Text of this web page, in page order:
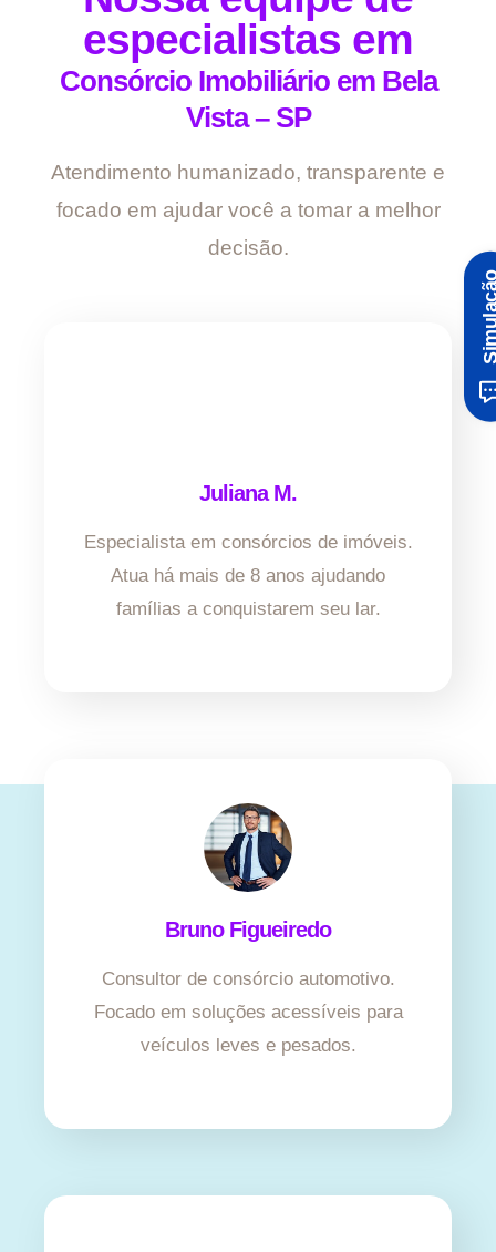
especialistas em
Consórcio Imobiliário em Bela
Vista – SP
Atendimento humanizado, transparente e
focado em ajudar você a tomar a melhor
decisão.
Juliana M.
Especialista em consórcios de imóveis.
Atua há mais de 8 anos ajudando
famílias a conquistarem seu lar.
Bruno Figueiredo
Consultor de consórcio automotivo.
Focado em soluções acessíveis para
veículos leves e pesados.